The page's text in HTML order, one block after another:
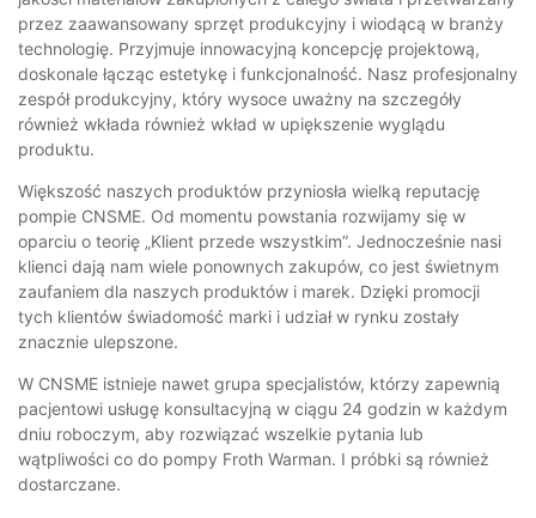
przez zaawansowany sprzęt produkcyjny i wiodącą w branży
technologię. Przyjmuje innowacyjną koncepcję projektową,
doskonale łącząc estetykę i funkcjonalność. Nasz profesjonalny
zespół produkcyjny, który wysoce uważny na szczegóły
również wkłada również wkład w upiększenie wyglądu
produktu.
Większość naszych produktów przyniosła wielką reputację
pompie CNSME. Od momentu powstania rozwijamy się w
oparciu o teorię „Klient przede wszystkim”. Jednocześnie nasi
klienci dają nam wiele ponownych zakupów, co jest świetnym
zaufaniem dla naszych produktów i marek. Dzięki promocji
tych klientów świadomość marki i udział w rynku zostały
znacznie ulepszone.
W CNSME istnieje nawet grupa specjalistów, którzy zapewnią
pacjentowi usługę konsultacyjną w ciągu 24 godzin w każdym
dniu roboczym, aby rozwiązać wszelkie pytania lub
wątpliwości co do pompy Froth Warman. I próbki są również
dostarczane.